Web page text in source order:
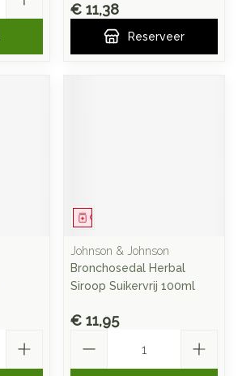
€ 11,38
Reserveer
Geneesmiddel
Johnson & Johnson
Bronchosedal Herbal
Siroop Suikervrij 100ml
€ 11,95